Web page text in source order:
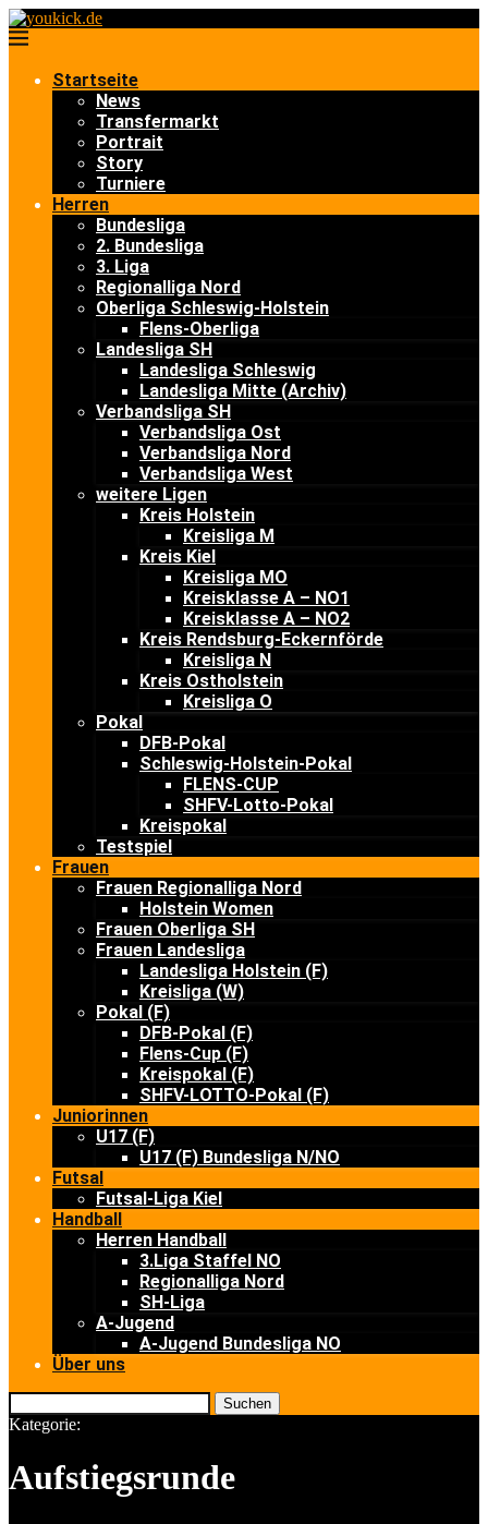
Startseite
News
Transfermarkt
Portrait
Story
Turniere
Herren
Bundesliga
2. Bundesliga
3. Liga
Regionalliga Nord
Oberliga Schleswig-Holstein
Flens-Oberliga
Landesliga SH
Landesliga Schleswig
Landesliga Mitte (Archiv)
Verbandsliga SH
Verbandsliga Ost
Verbandsliga Nord
Verbandsliga West
weitere Ligen
Kreis Holstein
Kreisliga M
Kreis Kiel
Kreisliga MO
Kreisklasse A – NO1
Kreisklasse A – NO2
Kreis Rendsburg-Eckernförde
Kreisliga N
Kreis Ostholstein
Kreisliga O
Pokal
DFB-Pokal
Schleswig-Holstein-Pokal
FLENS-CUP
SHFV-Lotto-Pokal
Kreispokal
Testspiel
Frauen
Frauen Regionalliga Nord
Holstein Women
Frauen Oberliga SH
Frauen Landesliga
Landesliga Holstein (F)
Kreisliga (W)
Pokal (F)
DFB-Pokal (F)
Flens-Cup (F)
Kreispokal (F)
SHFV-LOTTO-Pokal (F)
Juniorinnen
U17 (F)
U17 (F) Bundesliga N/NO
Futsal
Futsal-Liga Kiel
Handball
Herren Handball
3.Liga Staffel NO
Regionalliga Nord
SH-Liga
A-Jugend
A-Jugend Bundesliga NO
Über uns
Suchen
Kategorie:
Aufstiegsrunde